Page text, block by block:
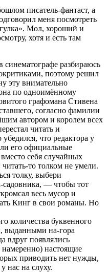
писатель-фантаст, а
меня посмотреть
Мол, хороший и
хотя и есть там
разбираюсь
поэтому решил
эту внимательно
по одноимённому
графомана Стивена
согласно фамилии
автором и королем всех
читать и
что редактора у
его официальные
себя случайных
то толком не умели.
толку, выбери
садовника, — чтобы тот
весь мусор и
Кинг в свои романы. Но
количества буквенного
выданными на-гора
вдруг появлялись
настоящие
приводить нет нужды,
нас на слуху.